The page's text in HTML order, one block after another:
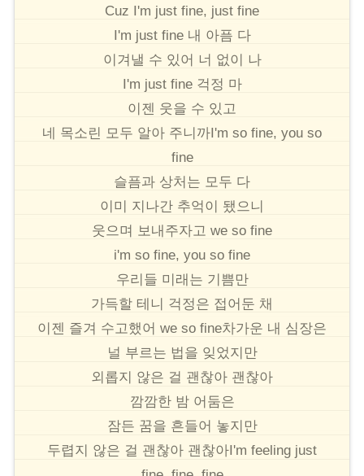
Cuz I'm just fine, just fine
I'm just fine 내 아픔 다
이겨낼 수 있어 너 없이 나
I'm just fine 걱정 마
이젠 웃을 수 있고
네 목소린 모두 알아 주니까I'm so fine, you so
fine
슬픔과 상처는 모두 다
이미 지나간 추억이 됐으니
웃으며 보내주자고 we so fine
i'm so fine, you so fine
우리들 미래는 기쁨만
가득할 테니 걱정은 접어둔 채
이젠 즐겨 수고했어 we so fine차가운 내 심장은
널 부르는 법을 잊었지만
외롭지 않은 걸 괜찮아 괜찮아
깜깜한 밤 어둠은
잠든 꿈을 흔들어 놓지만
두렵지 않은 걸 괜찮아 괜찮아I'm feeling just